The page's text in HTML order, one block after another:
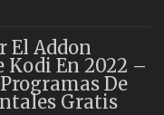
El Addon
En 2022 –
De
Gratis